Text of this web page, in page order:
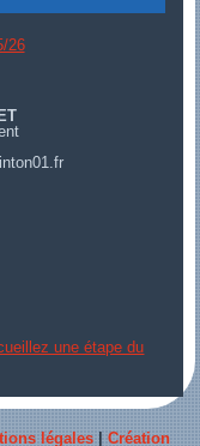
26
une étape du
légales Création